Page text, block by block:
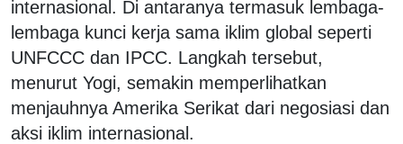
internasional. Di antaranya termasuk lembaga-
lembaga kunci kerja sama iklim global seperti
UNFCCC dan IPCC. Langkah tersebut,
menurut Yogi, semakin memperlihatkan
menjauhnya Amerika Serikat dari negosiasi dan
aksi iklim internasional.